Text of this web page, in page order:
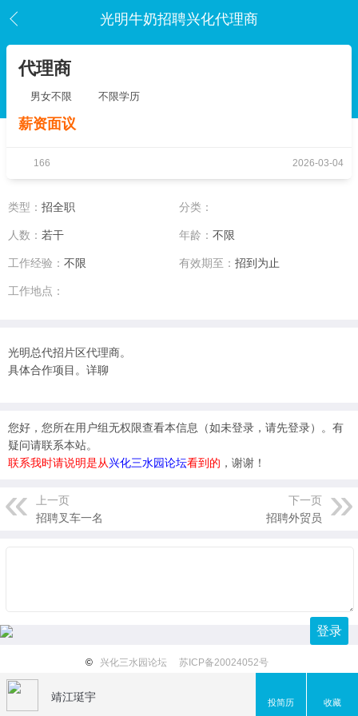
光明牛奶招聘兴化代理商
代理商
男女不限 不限学历
薪资面议
166 2026-03-04
类型： 招全职 分类：
人数： 若干 年龄： 不限
工作经验： 不限 有效期至： 招到为止
工作地点：
光明总代招片区代理商。
具体合作项目。详聊
您好，您所在用户组无权限查看本信息（如未登录，请先登录）。有
疑问请联系本站。
联系我时请说明是从兴化三水园论坛看到的 ，谢谢！
上一页
招聘叉车一名
下一页
招聘外贸员
登录
靖江珽宇 投简历 收藏
© 兴化三水园论坛 苏ICP备20024052号